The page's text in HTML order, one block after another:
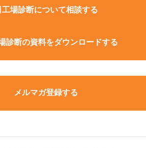
工場診断について相談する
診断の資料をダウンロードする
メルマガ登録する